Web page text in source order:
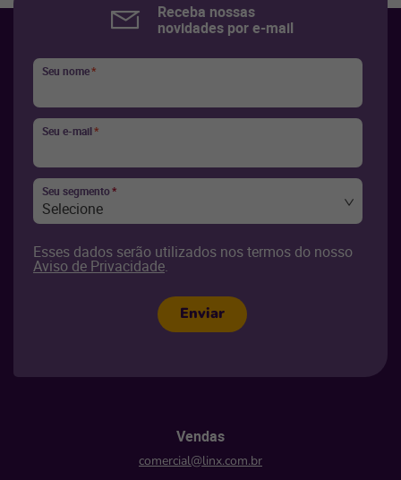
Receba nossas
novidades por e-mail
Seu nome*
Seu e-mail*
Seu segmento*
Selecione
Esses dados serão utilizados nos termos do nosso
Aviso de Privacidade.
Enviar
Vendas
comercial@linx.com.br